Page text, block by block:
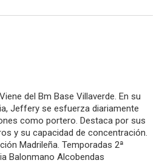
del Bm Base Villaverde. En su
Jeffery se esfuerza diariamente
como portero. Destaca por sus
y su capacidad de concentración.
Madrileña. Temporadas 2ª
Balonmano Alcobendas